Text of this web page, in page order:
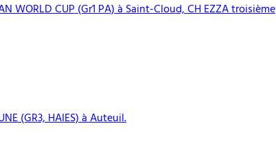
WORLD CUP (Gr1 PA) à Saint-Cloud, CH EZZA troisième
(GR3, HAIES) à Auteuil.